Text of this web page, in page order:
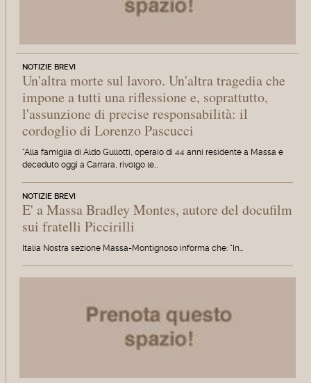
NOTIZIE BREVI
Un'altra morte sul lavoro. Un'altra tragedia che
impone a tutti una riflessione e, soprattutto,
l'assunzione di precise responsabilità: il
cordoglio di Lorenzo Pascucci
"Alla famiglia di Aldo Gullotti, operaio di 44 anni residente a Massa e
deceduto oggi a Carrara, rivolgo le…
NOTIZIE BREVI
E' a Massa Bradley Montes, autore del docufilm
sui fratelli Piccirilli
Italia Nostra sezione Massa-Montignoso informa che: "In…